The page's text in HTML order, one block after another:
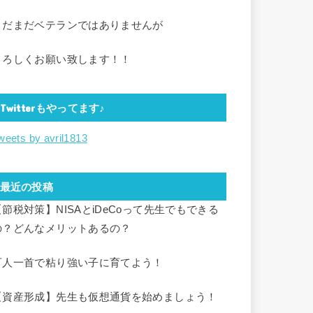
だまだベテランではありませんが
ろしくお願い致します！！
Twitterもやってます♪
by avril1813
最近の投稿
節税対策】NISAとiDeCoって先生でもできる
？どんなメリットあるの？
人一首で粘り強い子に育てよう！
資産形成】先生も仮想通貨を始めましょう！